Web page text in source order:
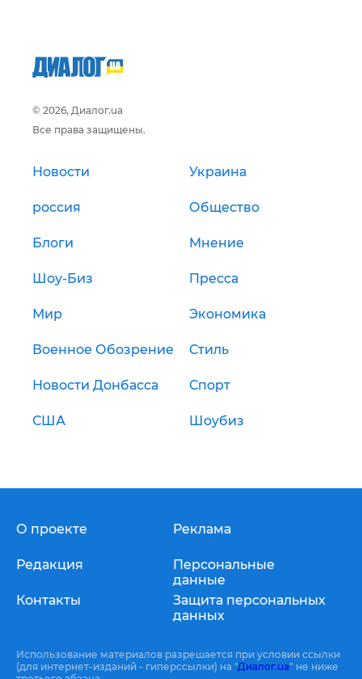
© 2026, Диалог.ua
Все права защищены.
Новости Украина
россия Общество
Блоги Мнение
Шоу-Биз Пресса
Мир Экономика
Военное Обозрение Стиль
Новости Донбасса Спорт
США Шоубиз
О проекте
Редакция
Контакты
Реклама
Персональные
данные
Защита персональных
данных
Использование материалов разрешается при условии ссылки
(для интернет-изданий - гиперссылки) на "Диалог.ua" не ниже